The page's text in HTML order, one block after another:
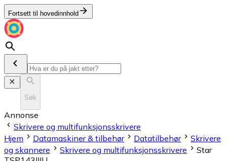
Fortsett til hovedinnhold
Søk
Annonse
Skrivere og multifunksjonsskrivere
Hjem
Datamaskiner & tilbehør Datatilbehør
Skrivere
og skannere
Skrivere og multifunksjonsskrivere
Star